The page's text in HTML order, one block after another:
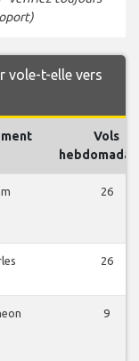
vole-t-elle vers
Vols
26
26
9